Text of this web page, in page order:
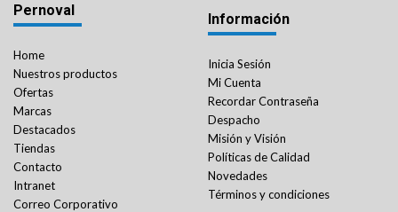
Pernoval
Home
Nuestros productos
Ofertas
Marcas
Destacados
Tiendas
Contacto
Intranet
Correo Corporativo
Información
Inicia Sesión
Mi Cuenta
Recordar Contraseña
Despacho
Misión y Visión
Políticas de Calidad
Novedades
Términos y condiciones